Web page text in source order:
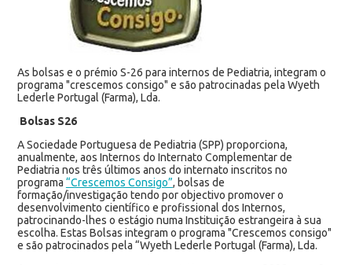
As bolsas e o prémio S-26 para internos de Pediatria, integram o
programa "crescemos consigo" e são patrocinadas pela Wyeth
Lederle Portugal (Farma), Lda.
Bolsas S26
A Sociedade Portuguesa de Pediatria (SPP) proporciona,
anualmente, aos Internos do Internato Complementar de
Pediatria nos três últimos anos do internato inscritos no
programa “Crescemos Consigo”, bolsas de
formação/investigação tendo por objectivo promover o
desenvolvimento científico e profissional dos Internos,
patrocinando-lhes o estágio numa Instituição estrangeira à sua
escolha. Estas Bolsas integram o programa "Crescemos consigo"
e são patrocinados pela “Wyeth Lederle Portugal (Farma), Lda.